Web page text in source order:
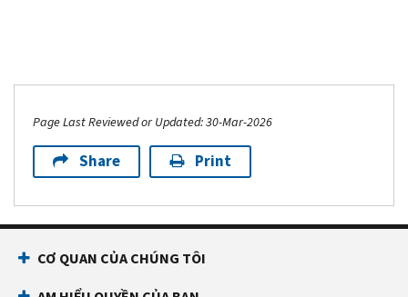
Page Last Reviewed or Updated: 30-Mar-2026
Share Print
CƠ QUAN CỦA CHÚNG TÔI